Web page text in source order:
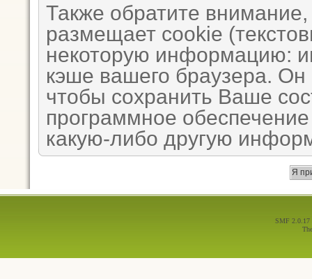
Также обратите
размещает cookie
некоторую информацию:
кэше вашего браузера.
чтобы сохранить Ваше
программное
какую-либо другую
SMF 2.0.17